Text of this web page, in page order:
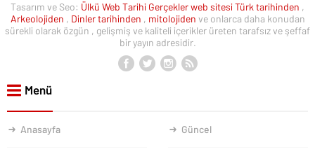
Tasarım ve Seo: Ülkü Web Tarihi Gerçekler web sitesiTürk tarihinden ,
Arkeolojiden , Dinler tarihinden , mitolojiden ve onlarca daha konudan
sürekli olarak özgün , gelişmiş ve kaliteli içerikler üreten tarafsız ve şeffaf
bir yayın adresidir.
Menü
Anasayfa Güncel